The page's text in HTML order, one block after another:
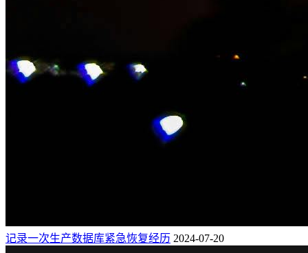
记录一次生产数据库紧急恢复经历 2024-07-20